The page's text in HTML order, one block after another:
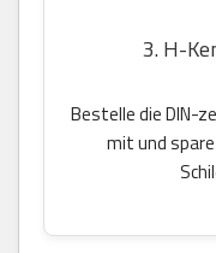
3. H-
Bestelle die DIN-
mit und spare